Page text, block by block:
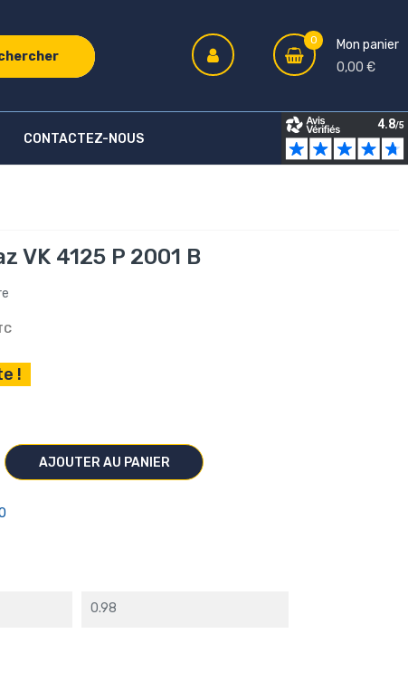
0
Mon panier
0,00 €
CONTACTEZ-NOUS
VK 4125 P 2001 B
!
AJOUTER AU PANIER
0.98